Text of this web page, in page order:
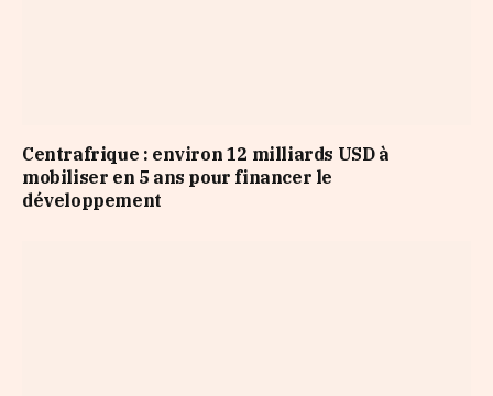
Centrafrique : environ 12 milliards USD à
mobiliser en 5 ans pour financer le
développement